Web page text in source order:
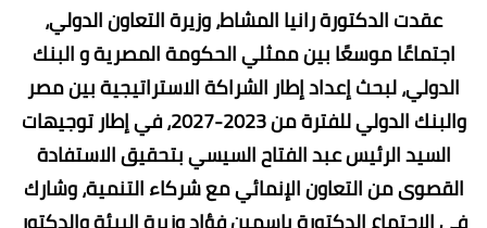
عقدت الدكتورة رانيا المشاط، وزيرة التعاون الدولي،
اجتماعًا موسعًا بين ممثلي الحكومة المصرية و البنك
الدولي، لبحث إعداد إطار الشراكة الاستراتيجية بين مصر
والبنك الدولي للفترة من 2023-2027، في إطار توجيهات
السيد الرئيس عبد الفتاح السيسي بتحقيق الاستفادة
القصوى من التعاون الإنمائي مع شركاء التنمية، وشارك